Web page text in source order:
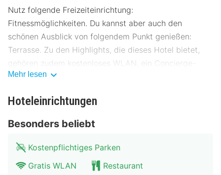
Nutz folgende Freizeiteinrichtung:
Fitnessmöglichkeiten. Du kannst aber auch den
schönen Ausblick von folgendem Punkt genießen:
Terrasse. Zu den Highlights, die dieses Hotel bietet,
gehören zudem kostenloses WLAN, ein Concierge-
Service und ein Fernseher im öffentlichen Bereich.
Lass deinen Tag bei einem Drink an der Bar/Lounge
ausklingen. Ein nach Wunsch zubereitetes Frühstück
wird unter der Woche von 06:00 Uhr bis 10:00 Uhr und
Gebühr angeboten.
Die offizielle Sternebewertung für diese Unterkunft
Mehr lesen
Hoteleinrichtungen
Besonders beliebt
Kostenpflichtiges Parken
Gratis WLAN
Restaurant